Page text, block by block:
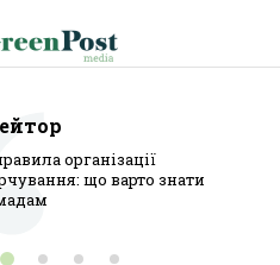
організації
що варто знати